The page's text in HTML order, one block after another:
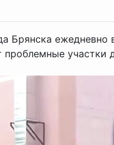
Брянска ежедневно
участки